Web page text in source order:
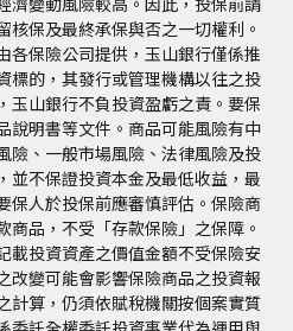
核保及最終承保與否之一切權利。
各保險公司提供，玉山銀行僅係推
標的，其發行或管理機構以往之投
玉山銀行不負投資盈虧之責。要保
說明書等文件。商品可能風險有中
險、一般市場風險、法律風險及投
並不保證投資本金及最低收益，最
保人於投保前應審慎評估。保險商
品，不受「存款保險」之保障。
載投資資產之價值金額不受保險安
改變可能會影響保險商品之投資報
計算，仍須依賦稅機關按個案實質